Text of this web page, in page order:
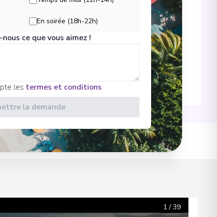
-24/08/2027 17:00
-25/08/2027 18:00
ponts
1 /39
En soirée (18h-22h)
ce que vous aimez !
les termes et conditions
la demande